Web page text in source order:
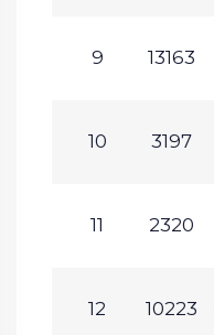
9 13163
10 3197
11 2320
12 10223